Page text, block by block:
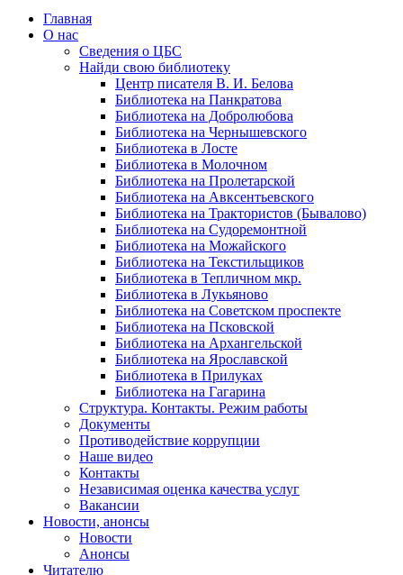
Главная
О нас
Сведения о ЦБС
Найди свою библиотеку
Центр писателя В. И. Белова
Библиотека на Панкратова
Библиотека на Добролюбова
Библиотека на Чернышевского
Библиотека в Лосте
Библиотека в Молочном
Библиотека на Пролетарской
Библиотека на Авксентьевского
Библиотека на Трактористов (Бывалово)
Библиотека на Судоремонтной
Библиотека на Можайского
Библиотека на Текстильщиков
Библиотека в Тепличном мкр.
Библиотека в Лукьяново
Библиотека на Советском проспекте
Библиотека на Псковской
Библиотека на Архангельской
Библиотека на Ярославской
Библиотека в Прилуках
Библиотека на Гагарина
Структура. Контакты. Режим работы
Документы
Противодействие коррупции
Наше видео
Контакты
Независимая оценка качества услуг
Вакансии
Новости, анонсы
Новости
Анонсы
Читателю